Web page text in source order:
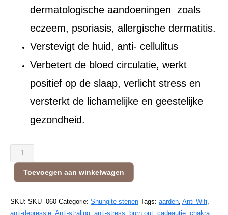
dermatologische aandoeningen zoals
eczeem, psoriasis, allergische dermatitis.
Verstevigt de huid, anti- cellulitus
Verbetert de bloed circulatie, werkt
positief op de slaap, verlicht stress en
versterkt de lichamelijke en geestelijke
gezondheid.
Bad
set
Premium
Toevoegen aan winkelwagen
SKU: SKU- 060 Categorie: Shungite stenen Tags: aarden Anti Wifi
anti-depressie Anti-straling anti-stress burn out cadeautje chakra